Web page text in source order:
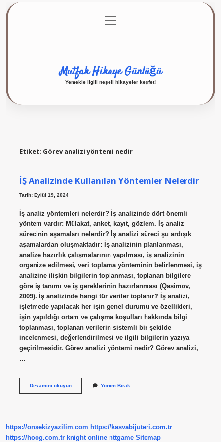
Gizlilik Politikası
menüyü
aç
Mutfak Hikaye Günlüğü
Yemekle ilgili neşeli hikayeler keşfet!
Etiket: Görev analizi yöntemi nedir
İŞ Analizinde Kullanılan Yöntemler Nelerdir
Tarih: Eylül 19, 2024
İş analiz yöntemleri nelerdir? İş analizinde dört önemli
yöntem vardır: Mülakat, anket, kayıt, gözlem. İş analiz
sürecinin aşamaları nelerdir? İş analizi süreci şu ardışık
aşamalardan oluşmaktadır: İş analizinin planlanması,
analize hazırlık çalışmalarının yapılması, iş analizinin
organize edilmesi, veri toplama yönteminin belirlenmesi, iş
analizine ilişkin bilgilerin toplanması, toplanan bilgilere
göre iş tanımı ve iş gereklerinin hazırlanması (Qasimov,
2009). İş analizinde hangi tür veriler toplanır? İş analizi,
işletmede yapılacak her işin genel durumu ve özellikleri,
işin yapıldığı ortam ve çalışma koşulları hakkında bilgi
toplanması, toplanan verilerin sistemli bir şekilde
incelenmesi, değerlendirilmesi ve ilgili bilgilerin yazıya
geçirilmesidir. Görev analizi yöntemi nedir? Görev analizi,
…
Devamını okuyunİŞ
Yorum Bırak
https://onsekizyazilim.com https://kasvabijuteri.com.tr
https://hoog.com.tr knight online nttgame Sitemap